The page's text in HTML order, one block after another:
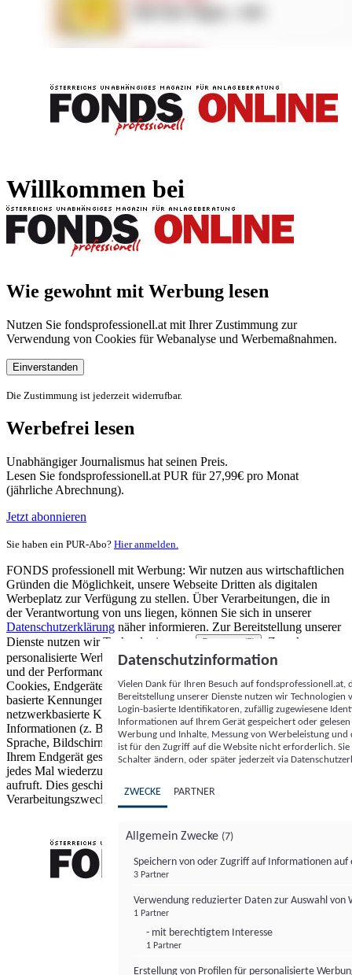
Willkommen bei
Wie gewohnt mit Werbung lesen
Nutzen Sie fondsprofessionell.at mit Ihrer Zustimmung zur
Verwendung von Cookies für Webanalyse und Werbemaßnahmen.
Einverstanden
Die Zustimmung ist jederzeit widerrufbar.
Werbefrei lesen
Unabhängiger Journalismus hat seinen Preis.
Lesen Sie fondsprofessionell.at PUR für 27,99€ pro Monat
(jährliche Abrechnung).
Jetzt abonnieren
Sie haben ein PUR-Abo? Hier anmelden.
FONDS professionell mit Werbung: Wir nutzen aus wirtschaftlichen
Gründen die Möglichkeit, unsere Webseite Dritten als digitalen
Werbeplatz zur Verfügung zu stellen. Über Verarbeitungen, die in
der Verantwortung von uns liegen, können Sie sich in unserer
Datenschutzerklärung näher informieren. Zur Bereitstellung unserer
Dienste nutzen wir Technologien von
Partnern (5)
. Zwecke:
personalisierte Werbung und Inhalte, Messung von Werbeleistung
und der Performance von Inhalten sowie Zielgruppenforschung.
Cookies, Endgeräte- oder ähnliche Online-Kennungen (z. B. login-
basierte Kennungen, zufällig generierte Kennungen,
netzwerkbasierte Kennungen) können zusammen mit anderen
Informationen (z. B. Browsertyp und Browserinformationen,
Sprache, Bildschirmgröße, unterstützte Technologien usw.) auf
Ihrem Endgerät gespeichert oder von dort ausgelesen werden, um es
jedes Mal wiederzuerkennen, wenn es eine App oder einer Webseite
aufruft. Dies geschieht für einen oder mehrere der hier aufgeführten
Verarbeitungszwecke.
Datenschutzinformation
Vielen Dank für Ihren Besuch auf
Bereitstellung unserer Dienste nutzen wir Technologien
Login-basierte Identifikatoren, zufällig zugewiesene
Informationen auf Ihrem Gerät gespeichert oder
Werbung und Inhalte, Messung von Werbeleistung
ist für den Zugriff auf die Website nicht erforderlich.
Schalter ändern, oder später jederzeit via
ZWECKE PARTNER
Allgemein Zwecke (7)
Speichern von oder Zugriff auf Informationen auf
3 Partner
Verwendung reduzierter Daten zur Auswahl von
1 Partner
- mit berechtigtem Interesse
1 Partner
Erstellung von Profilen für personalisierte
FONDS professionell